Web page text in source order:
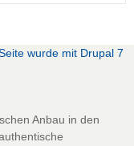
wurde mit Drupal 7
Anbau in den